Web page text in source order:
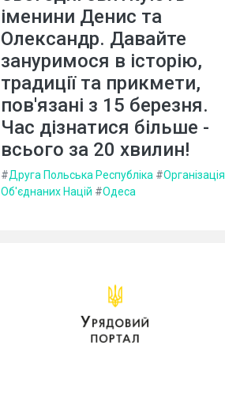
іменини Денис та
Олександр. Давайте
зануримося в історію,
традиції та прикмети,
пов'язані з 15 березня.
Час дізнатися більше -
всього за 20 хвилин!
#Друга Польська Республіка #Організація
Об'єднаних Націй #Одеса